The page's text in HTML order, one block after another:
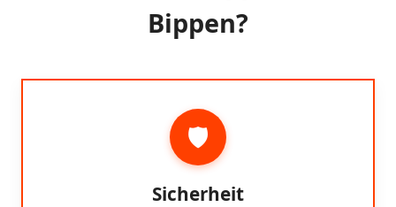
Bippen?
🛡️
Sicherheit